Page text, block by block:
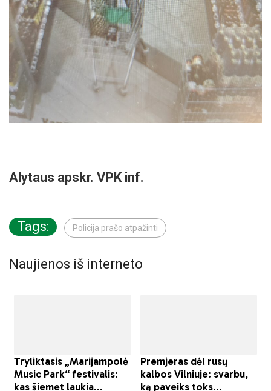
Alytaus apskr. VPK inf.
Tags: Policija prašo atpažinti
Naujienos iš interneto